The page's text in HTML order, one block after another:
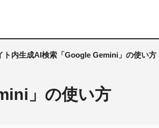
ト内生成AI検索「Google Gemini」の使い方
」の使い方